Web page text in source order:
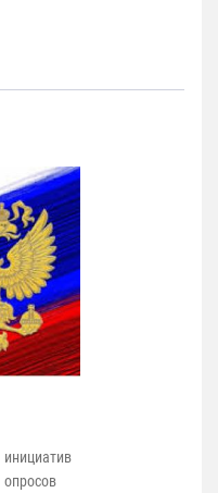
инициатив
опросов